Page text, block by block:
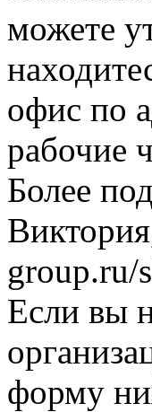
можете
офис по
рабочие
Более
group.ru/
Если вы
форму